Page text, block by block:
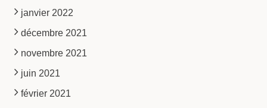
janvier 2022
décembre 2021
novembre 2021
juin 2021
février 2021